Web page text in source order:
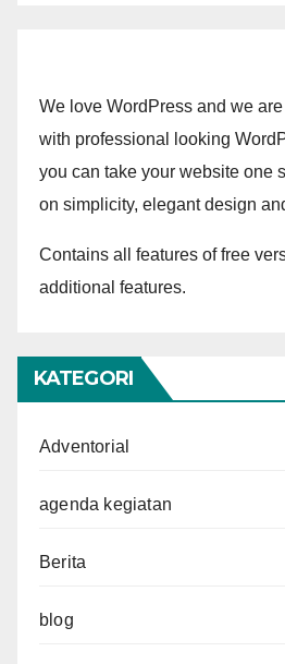
We love WordPress and we
with professional looking
you can take your website one
on simplicity, elegant design
Contains all features of free
additional features.
KATEGORI
Adventorial
agenda kegiatan
Berita
blog